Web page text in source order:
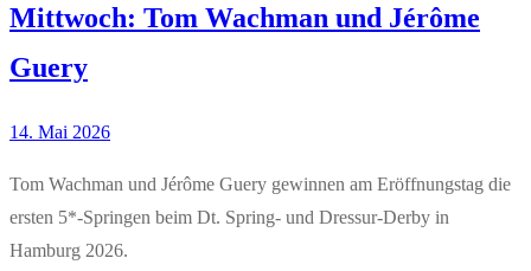
Mittwoch: Tom Wachman und Jérôme
Guery
14. Mai 2026
Tom Wachman und Jérôme Guery gewinnen am Eröffnungstag die
ersten 5*-Springen beim Dt. Spring- und Dressur-Derby in
Hamburg 2026.